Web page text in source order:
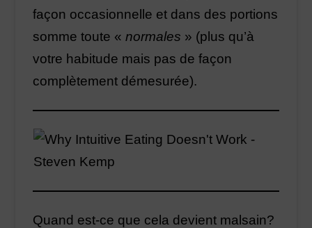
façon occasionnelle et dans des portions
somme toute «normales » (plus qu’à
votre habitude mais pas de façon
complètement démesurée).
Quand est-ce que cela devient malsain?